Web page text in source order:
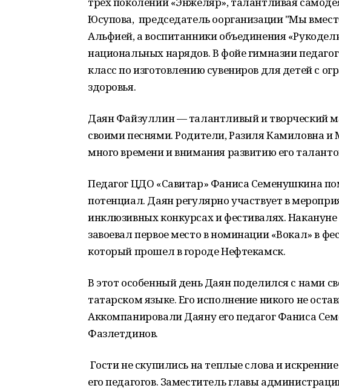
Юсупова, председатель оорганизации "Мы
Альфией, а воспитанники объединения
национальных нарядов. В фойе гимназии
класс по изготовлению сувениров для детей с
здоровья.
Даян Файзуллин — талантливый и творческий
своими песнями. Родители, Разиля Камиловна
много времени и внимания развитию его
Педагог ЦДО «Савитар» Фаниса Семенушкина
потенциал. Даян регулярно участвует в
инклюзивных конкурсах и фестивалях. Накануне
завоевал первое место в номинации «Вокал» в
который прошел в городе Нефтекамск.
В этот особенный день Даян поделился с нами
татарском языке. Его исполнение никого не
Аккомпанировали Даяну его педагог Фаниса
Фазлетдинов.
Гости не скупились на теплые слова и
его педагогов. Заместитель главы